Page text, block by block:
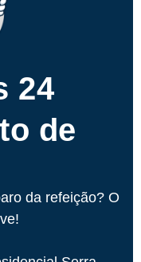
24
de
da refeição? O